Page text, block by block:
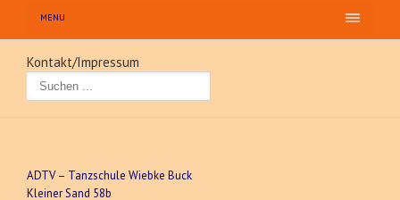
MENU
Kontakt/Impressum
ADTV – Tanzschule Wiebke Buck
Kleiner Sand 58b